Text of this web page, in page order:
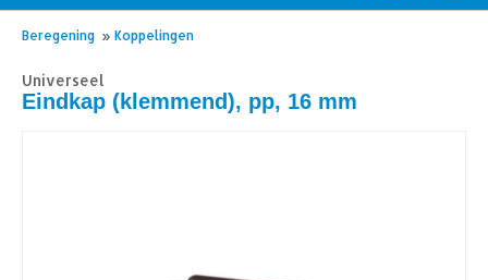
Beregening » Koppelingen
Universeel
Eindkap (klemmend), pp, 16 mm